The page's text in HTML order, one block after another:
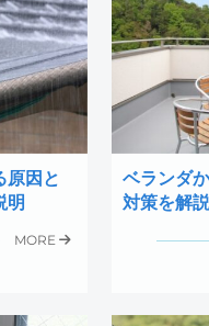
原因と
明
MORE
ベランダ
対策を解説